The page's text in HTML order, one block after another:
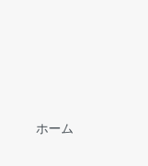
ホーム